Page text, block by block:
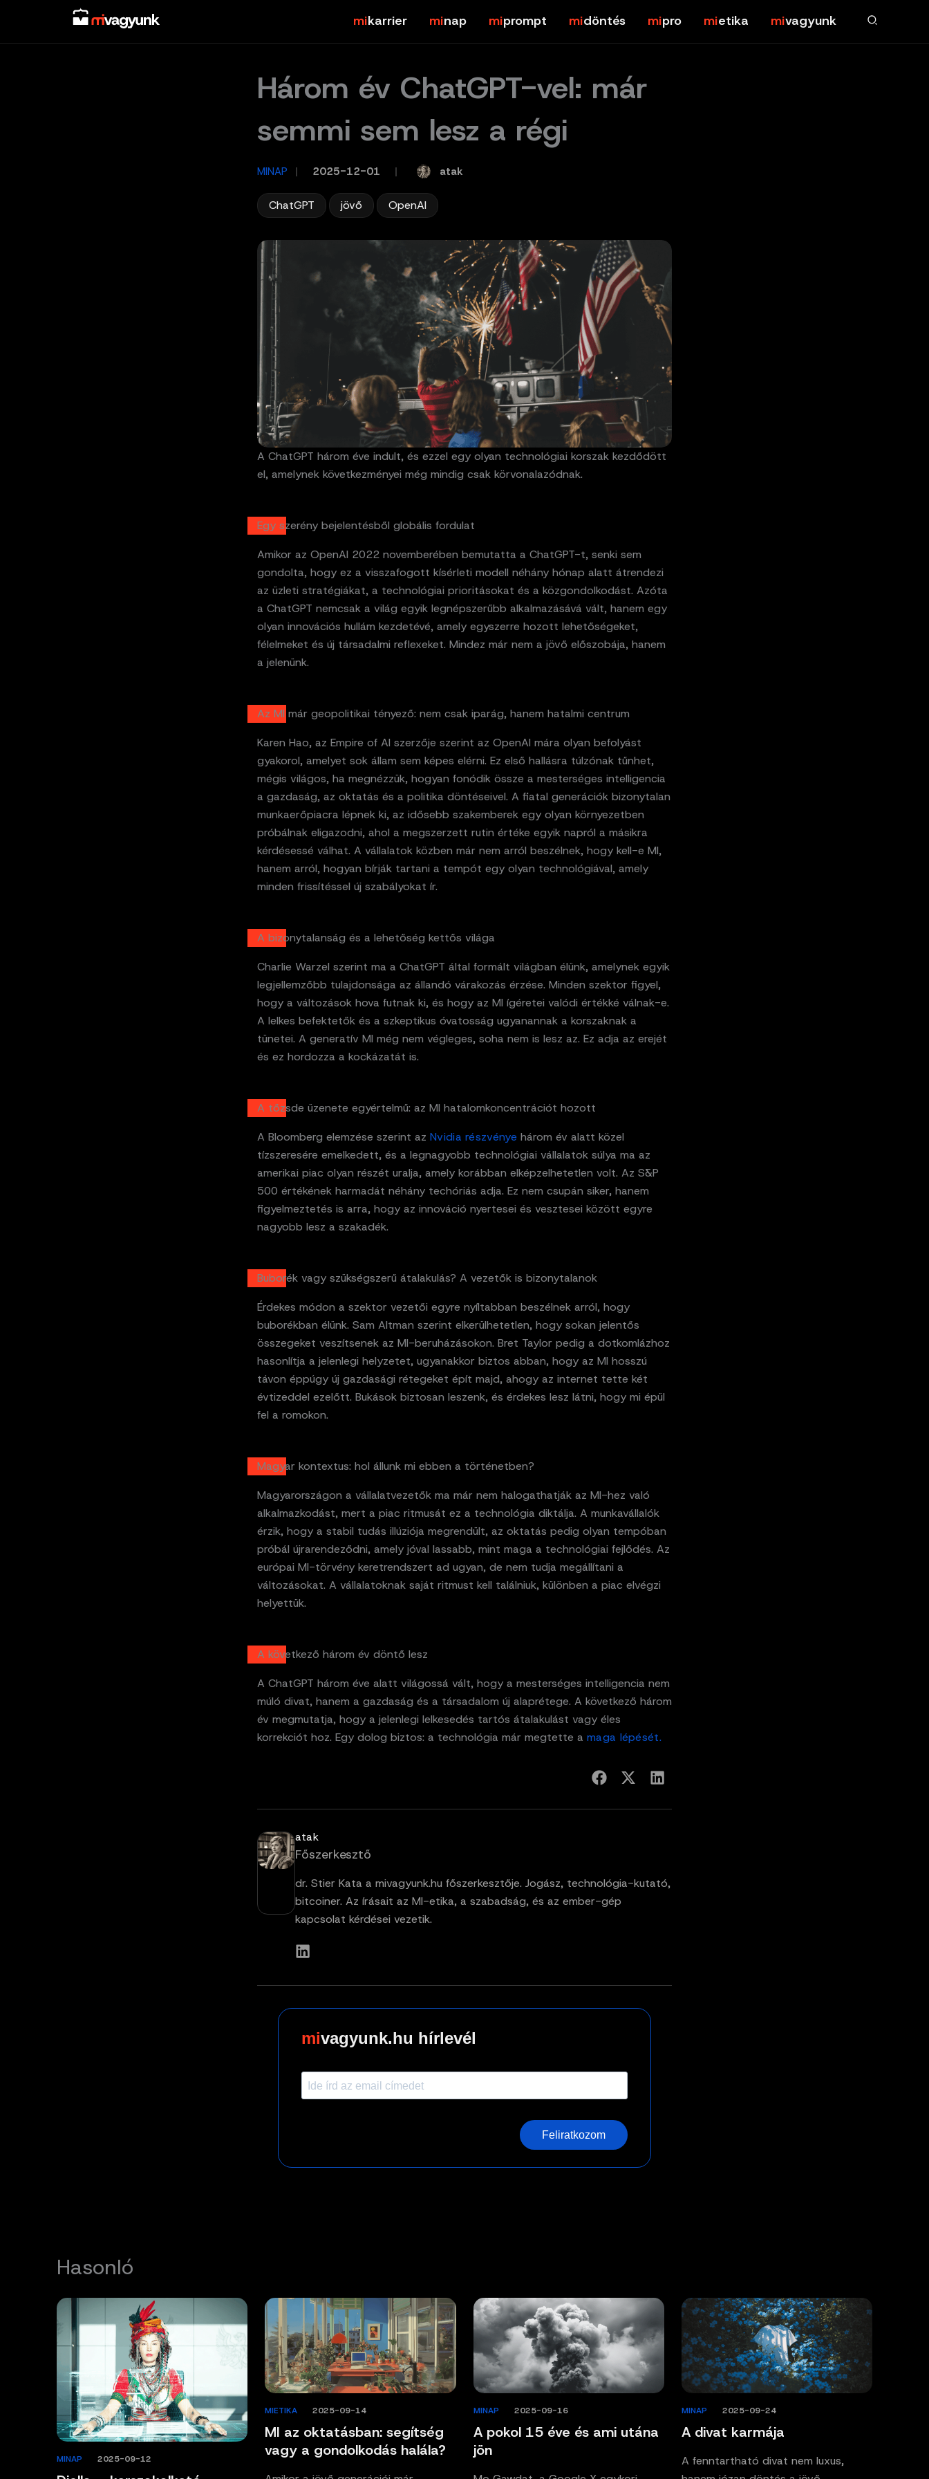
content
karrier nap prompt döntés pro etika vagyunk
Három év ChatGPT-vel: már
semmi sem lesz a régi
MINAP 2025-12-01 atak
ChatGPT jövő OpenAI
A ChatGPT három éve indult, és ezzel egy olyan technológiai korszak kezdődött
el, amelynek következményei még mindig csak körvonalazódnak.
Egy szerény bejelentésből globális fordulat
Amikor az OpenAI 2022 novemberében bemutatta a ChatGPT-t, senki sem
gondolta, hogy ez a visszafogott kísérleti modell néhány hónap alatt átrendezi
az üzleti stratégiákat, a technológiai prioritásokat és a közgondolkodást. Azóta
a ChatGPT nemcsak a világ egyik legnépszerűbb alkalmazásává vált, hanem egy
olyan innovációs hullám kezdetévé, amely egyszerre hozott lehetőségeket,
félelmeket és új társadalmi reflexeket. Mindez már nem a jövő előszobája, hanem
a jelenünk.
Az MI már geopolitikai tényező: nem csak iparág, hanem hatalmi centrum
Karen Hao, az Empire of AI szerzője szerint az OpenAI mára olyan befolyást
gyakorol, amelyet sok állam sem képes elérni. Ez első hallásra túlzónak tűnhet,
mégis világos, ha megnézzük, hogyan fonódik össze a mesterséges intelligencia
a gazdaság, az oktatás és a politika döntéseivel. A fiatal generációk bizonytalan
munkaerőpiacra lépnek ki, az idősebb szakemberek egy olyan környezetben
próbálnak eligazodni, ahol a megszerzett rutin értéke egyik napról a másikra
kérdésessé válhat. A vállalatok közben már nem arról beszélnek, hogy kell-e MI,
hanem arról, hogyan bírják tartani a tempót egy olyan technológiával, amely
minden frissítéssel új szabályokat ír.
A bizonytalanság és a lehetőség kettős világa
Charlie Warzel szerint ma a ChatGPT által formált világban élünk, amelynek egyik
legjellemzőbb tulajdonsága az állandó várakozás érzése. Minden szektor figyel,
hogy a változások hova futnak ki, és hogy az MI ígéretei valódi értékké válnak-e.
A lelkes befektetők és a szkeptikus óvatosság ugyanannak a korszaknak a
tünetei. A generatív MI még nem végleges, soha nem is lesz az. Ez adja az erejét
és ez hordozza a kockázatát is.
A tőzsde üzenete egyértelmű: az MI hatalomkoncentrációt hozott
A Bloomberg elemzése szerint az Nvidia részvényehárom év alatt közel
tízszeresére emelkedett, és a legnagyobb technológiai vállalatok súlya ma az
amerikai piac olyan részét uralja, amely korábban elképzelhetetlen volt. Az S&P
500 értékének harmadát néhány techóriás adja. Ez nem csupán siker, hanem
figyelmeztetés is arra, hogy az innováció nyertesei és vesztesei között egyre
nagyobb lesz a szakadék.
Buborék vagy szükségszerű átalakulás? A vezetők is bizonytalanok
Érdekes módon a szektor vezetői egyre nyíltabban beszélnek arról, hogy
buborékban élünk. Sam Altman szerint elkerülhetetlen, hogy sokan jelentős
összegeket veszítsenek az MI-beruházásokon. Bret Taylor pedig a dotkomlázhoz
hasonlítja a jelenlegi helyzetet, ugyanakkor biztos abban, hogy az MI hosszú
távon éppúgy új gazdasági rétegeket épít majd, ahogy az internet tette két
évtizeddel ezelőtt. Bukások biztosan leszenk, és érdekes lesz látni, hogy mi épül
fel a romokon.
Magyar kontextus: hol állunk mi ebben a történetben?
Magyarországon a vállalatvezetők ma már nem halogathatják az MI-hez való
alkalmazkodást, mert a piac ritmusát ez a technológia diktálja. A munkavállalók
érzik, hogy a stabil tudás illúziója megrendült, az oktatás pedig olyan tempóban
próbál újrarendeződni, amely jóval lassabb, mint maga a technológiai fejlődés. Az
európai MI-törvény keretrendszert ad ugyan, de nem tudja megállítani a
változásokat. A vállalatoknak saját ritmust kell találniuk, különben a piac elvégzi
helyettük.
A következő három év döntő lesz
A ChatGPT három éve alatt világossá vált, hogy a mesterséges intelligencia nem
múló divat, hanem a gazdaság és a társadalom új alaprétege. A következő három
év megmutatja, hogy a jelenlegi lelkesedés tartós átalakulást vagy éles
korrekciót hoz. Egy dolog biztos: a technológia már megtette a maga lépését.
atak
Főszerkesztő
dr. Stier Kata a mivagyunk.hu főszerkesztője. Jogász, technológia-kutató,
bitcoiner. Az írásait az MI-etika, a szabadság, és az ember-gép
kapcsolat kérdései vezetik.
vagyunk.hu hírlevél
Feliratkozom
Hasonló
MINAP 2025-09-12
MI az oktatásban: segítség
vagy a gondolkodás halála?
MIETIKA /2025-09-14
A pokol 15 éve és ami utána
jön
MINAP 2025-09-16
A divat karmája
MINAP 2025-09-24
A fenntartható divat nem luxus,